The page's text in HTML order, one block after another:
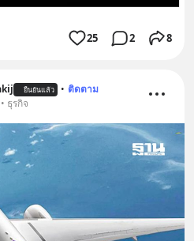
25 2 8
ยืนยันแล้ว • ติดตาม
ธุรกิจ